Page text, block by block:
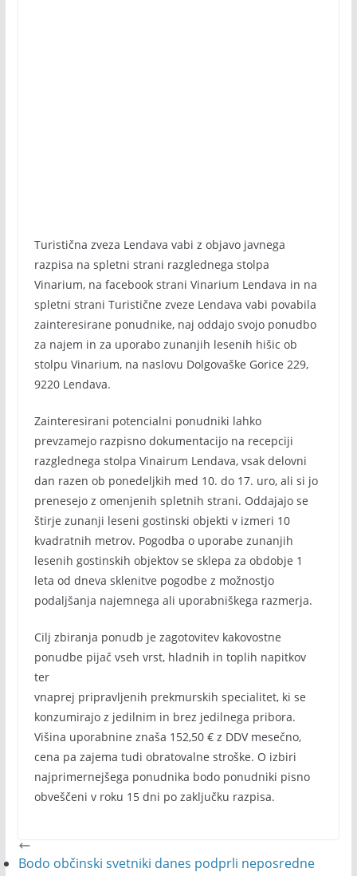
Turistična zveza Lendava vabi z objavo javnega
razpisa na spletni strani razglednega stolpa
Vinarium, na facebook strani Vinarium Lendava in na
spletni strani Turistične zveze Lendava vabi povabila
zainteresirane ponudnike, naj oddajo svojo ponudbo
za najem in za uporabo zunanjih lesenih hišic ob
stolpu Vinarium, na naslovu Dolgovaške Gorice 229,
9220 Lendava.
Zainteresirani potencialni ponudniki lahko
prevzamejo razpisno dokumentacijo na recepciji
razglednega stolpa Vinairum Lendava, vsak delovni
dan razen ob ponedeljkih med 10. do 17. uro, ali si jo
prenesejo z omenjenih spletnih strani. Oddajajo se
štirje zunanji leseni gostinski objekti v izmeri 10
kvadratnih metrov. Pogodba o uporabe zunanjih
lesenih gostinskih objektov se sklepa za obdobje 1
leta od dneva sklenitve pogodbe z možnostjo
podaljšanja najemnega ali uporabniškega razmerja.
Cilj zbiranja ponudb je zagotovitev kakovostne
ponudbe pijač vseh vrst, hladnih in toplih napitkov
ter
vnaprej pripravljenih prekmurskih specialitet, ki se
konzumirajo z jedilnim in brez jedilnega pribora.
Višina uporabnine znaša 152,50 € z DDV mesečno,
cena pa zajema tudi obratovalne stroške. O izbiri
najprimernejšega ponudnika bodo ponudniki pisno
obveščeni v roku 15 dni po zaključku razpisa.
Bodo občinski svetniki danes podprli neposredne